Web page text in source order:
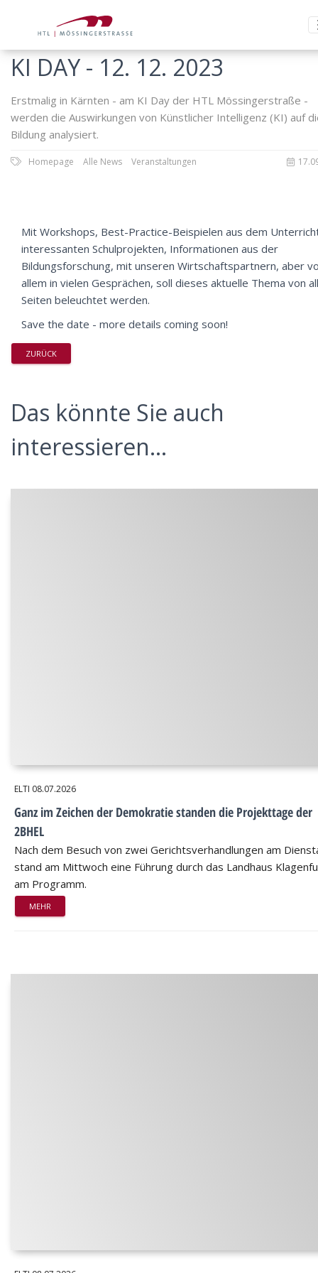
KI DAY - 12. 12. 2023
Erstmalig in Kärnten - am KI Day der HTL Mössingerstraße -
werden die Auswirkungen von Künstlicher Intelligenz (KI) auf
Bildung analysiert.
Homepage Alle News Veranstaltungen
Mit Workshops, Best-Practice-Beispielen aus dem
interessanten Schulprojekten, Informationen aus der
Bildungsforschung, mit unseren Wirtschaftspartnern, aber
allem in vielen Gesprächen, soll dieses aktuelle Thema von
Seiten beleuchtet werden.
Save the date - more details coming soon!
ZURÜCK
Das könnte Sie auch
interessieren...
ELTI 08.07.2026
Ganz im Zeichen der Demokratie standen die Projekttage der
2BHEL
Nach dem Besuch von zwei Gerichtsverhandlungen am
stand am Mittwoch eine Führung durch das Landhaus
am Programm.
MEHR